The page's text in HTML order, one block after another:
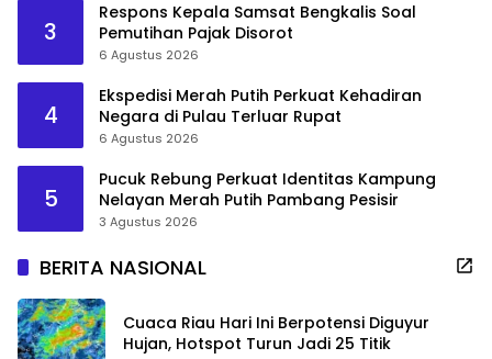
3
Respons Kepala Samsat Bengkalis Soal
Pemutihan Pajak Disorot
6 Agustus 2026
4
Ekspedisi Merah Putih Perkuat Kehadiran
Negara di Pulau Terluar Rupat
6 Agustus 2026
5
Pucuk Rebung Perkuat Identitas Kampung
Nelayan Merah Putih Pambang Pesisir
3 Agustus 2026
BERITA NASIONAL
Cuaca Riau Hari Ini Berpotensi Diguyur
Hujan, Hotspot Turun Jadi 25 Titik